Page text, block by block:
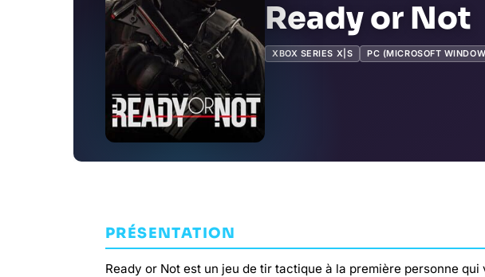
Ready or Not
XBOX SERIES X|S PC (MICROSOFT
PRÉSENTATION
Ready or Not est un jeu de tir tactique à la première personne qui